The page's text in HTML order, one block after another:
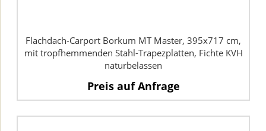
Flachdach-Carport Borkum MT Master, 395x717 cm,
mit tropfhemmenden Stahl-Trapezplatten, Fichte KVH
naturbelassen
Preis auf Anfrage